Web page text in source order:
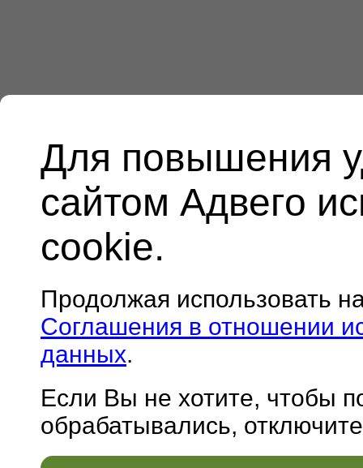
Для повышения
сайтом Адвего
cookie.
Продолжая использовать
Соглашения в отношении
данных.
Если Вы не хотите, чтобы
обрабатывались,